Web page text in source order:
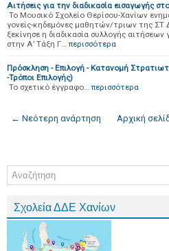
Aιτήσεις για την διαδικασία εισαγωγής
Το Μουσικό Σχολείο Θερίσου-Χανίων
γονείς-κηδεμόνες μαθητών/τριων της ΣΤ
ξεκίνησε η διαδικασία συλλογής
στην Α’ Τάξη Γ… περισσότερα
Πρόσκληση - Επιλογή - Κατανομή
-Τρόποι Επιλογής)
Το σχετικό έγγραφο… περισσότερα
← Νεότερη ανάρτηση Αρχική
Σχολεία ΔΔΕ Χανίων